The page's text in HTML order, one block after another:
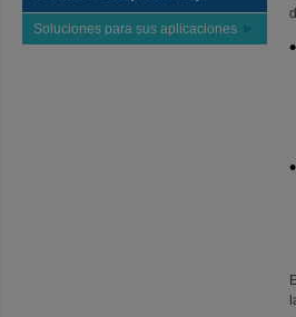
Soluciones para sus aplicaciones